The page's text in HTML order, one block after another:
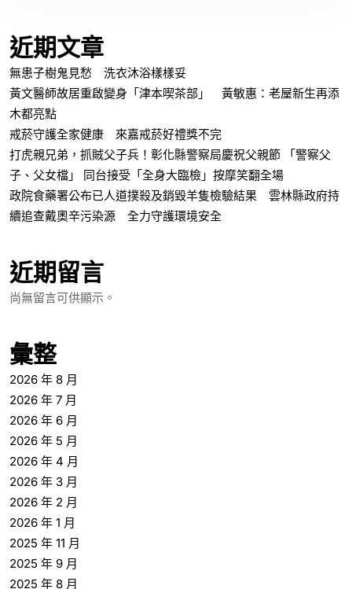
近期文章
無患子樹鬼見愁 洗衣沐浴樣樣妥
黃文醫師故居重啟變身「津本喫茶部」 黃敏惠：老屋新生再添
木都亮點
戒菸守護全家健康 來嘉戒菸好禮獎不完
打虎親兄弟，抓賊父子兵！彰化縣警察局慶祝父親節 「警察父
子、父女檔」 同台接受「全身大臨檢」按摩笑翻全場
政院食藥署公布已人道撲殺及銷毀羊隻檢驗結果 雲林縣政府持
續追查戴奧辛污染源 全力守護環境安全
近期留言
尚無留言可供顯示。
彙整
2026 年 8 月
2026 年 7 月
2026 年 6 月
2026 年 5 月
2026 年 4 月
2026 年 3 月
2026 年 2 月
2026 年 1 月
2025 年 11 月
2025 年 9 月
2025 年 8 月